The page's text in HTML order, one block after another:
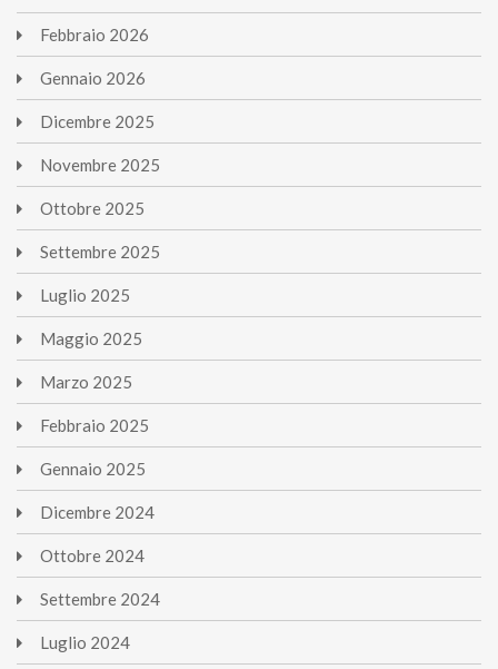
Febbraio 2026
Gennaio 2026
Dicembre 2025
Novembre 2025
Ottobre 2025
Settembre 2025
Luglio 2025
Maggio 2025
Marzo 2025
Febbraio 2025
Gennaio 2025
Dicembre 2024
Ottobre 2024
Settembre 2024
Luglio 2024